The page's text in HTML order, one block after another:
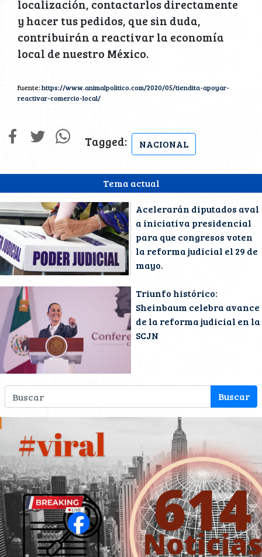
Tema actual
Acelerarán diputados aval
a iniciativa presidencial
para que congresos voten
la reforma judicial el 29 de
mayo.
Triunfo histórico:
Sheinbaum celebra avance
de la reforma judicial en la
SCJN
localización, contactarlos directamente
y hacer tus pedidos, que sin duda,
contribuirán a reactivar la economía
local de nuestro México.
fuente:https://www.animalpolitico.com/2020/05/tiendita-apoyar-
reactivar-comercio-local/
Tagged: NACIONAL